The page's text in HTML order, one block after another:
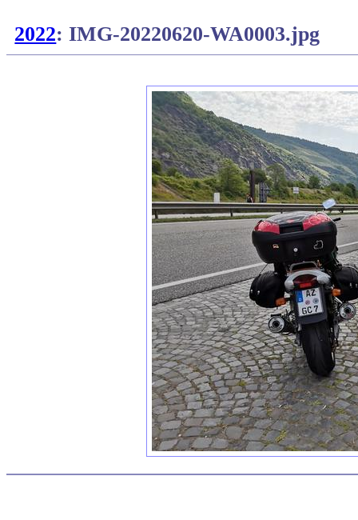
2022: IMG-20220620-WA0003.jpg